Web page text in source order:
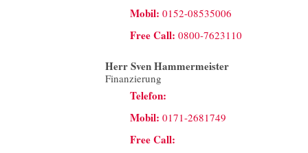
Mobil: 0152-08535006
Free Call: 0800-7623110
Herr Sven Hammermeister
Finanzierung
Telefon:
Mobil: 0171-2681749
Free Call: